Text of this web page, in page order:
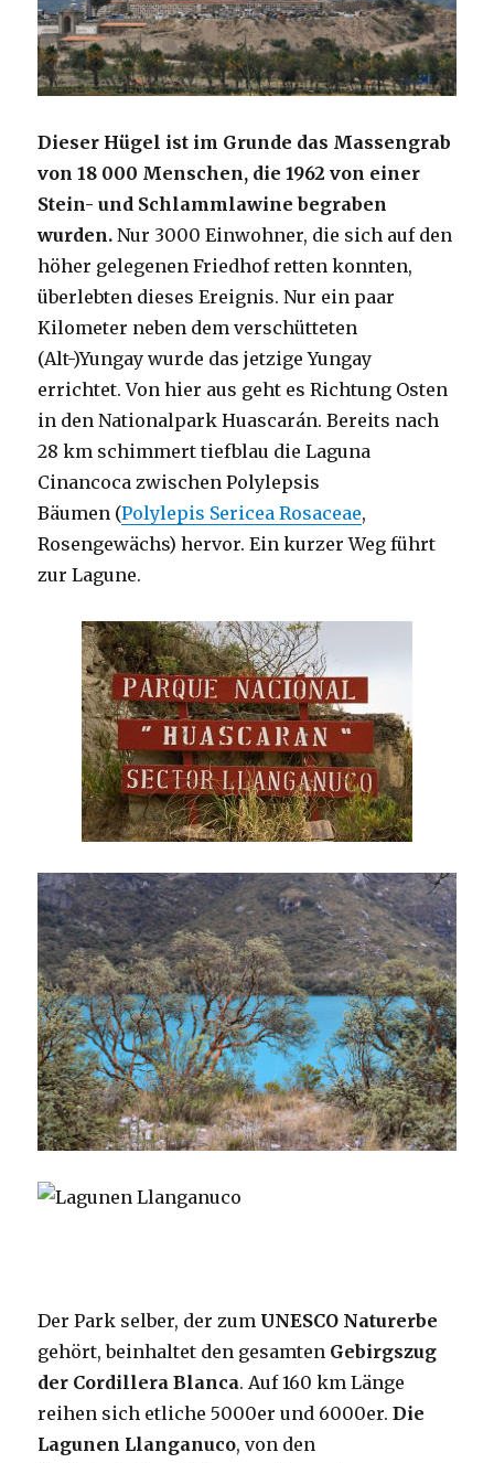
Dieser Hügel ist im Grunde das Massengrab
von 18 000 Menschen, die 1962 von einer
Stein- und Schlammlawine begraben
wurden. Nur 3000 Einwohner, die sich auf den
höher gelegenen Friedhof retten konnten,
überlebten dieses Ereignis. Nur ein paar
Kilometer neben dem verschütteten
(Alt-)Yungay wurde das jetzige Yungay
errichtet. Von hier aus geht es Richtung Osten
in den Nationalpark Huascarán. Bereits nach
28 km schimmert tiefblau die Laguna
Cinancoca zwischen Polylepsis
Bäumen (Polylepis Sericea Rosaceae,
Rosengewächs) hervor. Ein kurzer Weg führt
zur Lagune.
Der Park selber, der zum UNESCO Naturerbe
gehört, beinhaltet den gesamten Gebirgszug
der Cordillera Blanca. Auf 160 km Länge
reihen sich etliche 5000er und 6000er.Die
Lagunen Llanganuco, von den